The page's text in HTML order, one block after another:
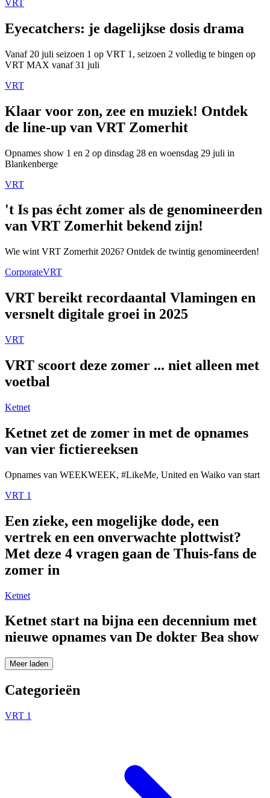
VRT
Eyecatchers: je dagelijkse dosis drama
Vanaf 20 juli seizoen 1 op VRT 1, seizoen 2 volledig te bingen op
VRT MAX vanaf 31 juli
VRT
Klaar voor zon, zee en muziek! Ontdek
de line-up van VRT Zomerhit
Opnames show 1 en 2 op dinsdag 28 en woensdag 29 juli in
Blankenberge
VRT
't Is pas écht zomer als de genomineerden
van VRT Zomerhit bekend zijn!
Wie wint VRT Zomerhit 2026? Ontdek de twintig genomineerden!
CorporateVRT
VRT bereikt recordaantal Vlamingen en
versnelt digitale groei in 2025
VRT
VRT scoort deze zomer ... niet alleen met
voetbal
Ketnet
Ketnet zet de zomer in met de opnames
van vier fictiereeksen
Opnames van WEEKWEEK, #LikeMe, United en Waiko van start
VRT 1
Een zieke, een mogelijke dode, een
vertrek en een onverwachte plottwist?
Met deze 4 vragen gaan de Thuis-fans de
zomer in
Ketnet
Ketnet start na bijna een decennium met
nieuwe opnames van De dokter Bea show
Meer laden
Categorieën
VRT 1